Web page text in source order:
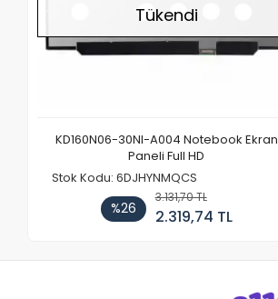
Tükendi
KD160N06-30NI-A004 Notebook Ekran
Paneli Full HD
Stok Kodu: 6DJHYNMQCS
%26
3.131,70 TL
2.319,74 TL